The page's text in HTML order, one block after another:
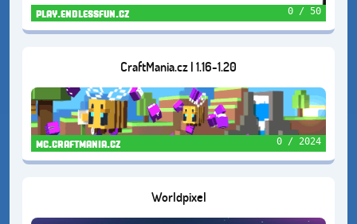
play.endlessfun.cz 0 / 50
CraftMania.cz | 1.16-1.20
mc.craftmania.cz 0 / 2024
Worldpixel